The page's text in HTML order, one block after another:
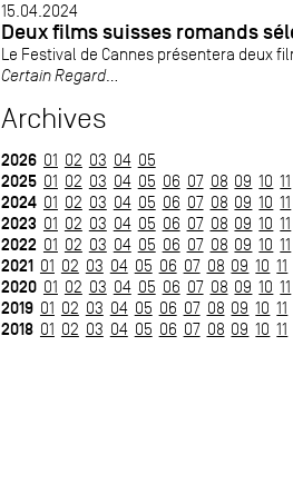
15.04.2024
Deux films suisses romands
Le Festival de Cannes présentera deux
Certain Regard...
Archives
2026 01 02 03 04 05
2025 01 02 03 04 05 06 07 08 09 10 11
2024 01 02 03 04 05 06 07 08 09 10 11
2023 01 02 03 04 05 06 07 08 09 10 11
2022 01 02 03 04 05 06 07 08 09 10 11
2021 01 02 03 04 05 06 07 08 09 10 11
2020 01 02 03 04 05 06 07 08 09 10 11
2019 01 02 03 04 05 06 07 08 09 10 11
2018 01 02 03 04 05 06 07 08 09 10 11